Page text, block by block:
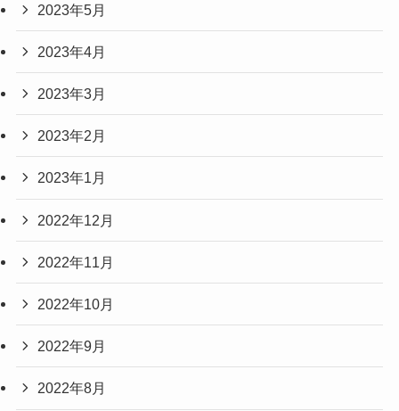
2023年5月
2023年4月
2023年3月
2023年2月
2023年1月
2022年12月
2022年11月
2022年10月
2022年9月
2022年8月